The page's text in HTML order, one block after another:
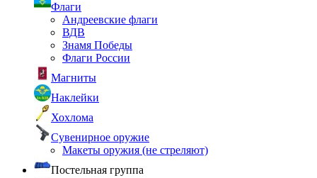
Флаги
Андреевские флаги
ВДВ
Знамя Победы
Флаги России
Магниты
Наклейки
Хохлома
Сувенирное оружие
Макеты оружия (не стреляют)
Постельная группа